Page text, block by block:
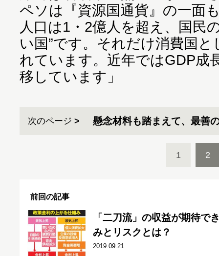
ペソは『資源国通貨』の一面
人口は1・2億人を超え、国民
い国”です。それだけ消費国
れています。近年ではGDP成
移しています」
次のページ 懸念材料も踏まえて、最善
1 2
前回の記事
「二刀流」の収益が期待で
みとリスクとは？
2019.09.21